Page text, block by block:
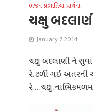
ભજન-પ્રભાતિયા-પ્રાર્થના
ચક્ષુ
January 7, 2014
ચક્ષુ બદલાણી ને
રે. ટળી ગઈ અંતરની
રે … ચક્ષુ.